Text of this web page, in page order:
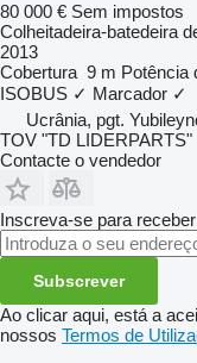
80 000 € Sem impostos
Colheitadeira-batedeira
2013
Cobertura 9 m Potência
ISOBUS ✓ Marcador ✓
Ucrânia, pgt.
TOV "TD LIDERPARTS"
Contacte o vendedor
Inscreva-se para
Subscrever
Ao clicar aqui, está a
nossos Termos de